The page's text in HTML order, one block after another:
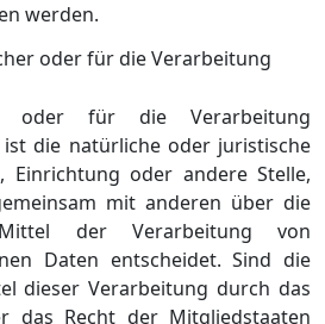
werden.
oder für die Verarbeitung
oder für die Verarbeitung
die natürliche oder juristische
Einrichtung oder andere Stelle,
mit anderen über die
der Verarbeitung von
Daten entscheidet. Sind die
dieser Verarbeitung durch das
das Recht der Mitgliedstaaten